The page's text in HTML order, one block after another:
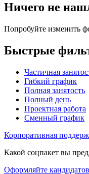
Ничего не
Попробуйте изменить
Быстрые
Частичная
Гибкий график
Полная занятость
Полный день
Проектная работа
Сменный график
Корпоративная
Какой соцпакет вы
Оформляйте